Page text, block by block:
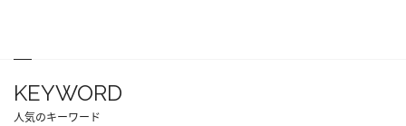
KEYWORD
人気のキーワード